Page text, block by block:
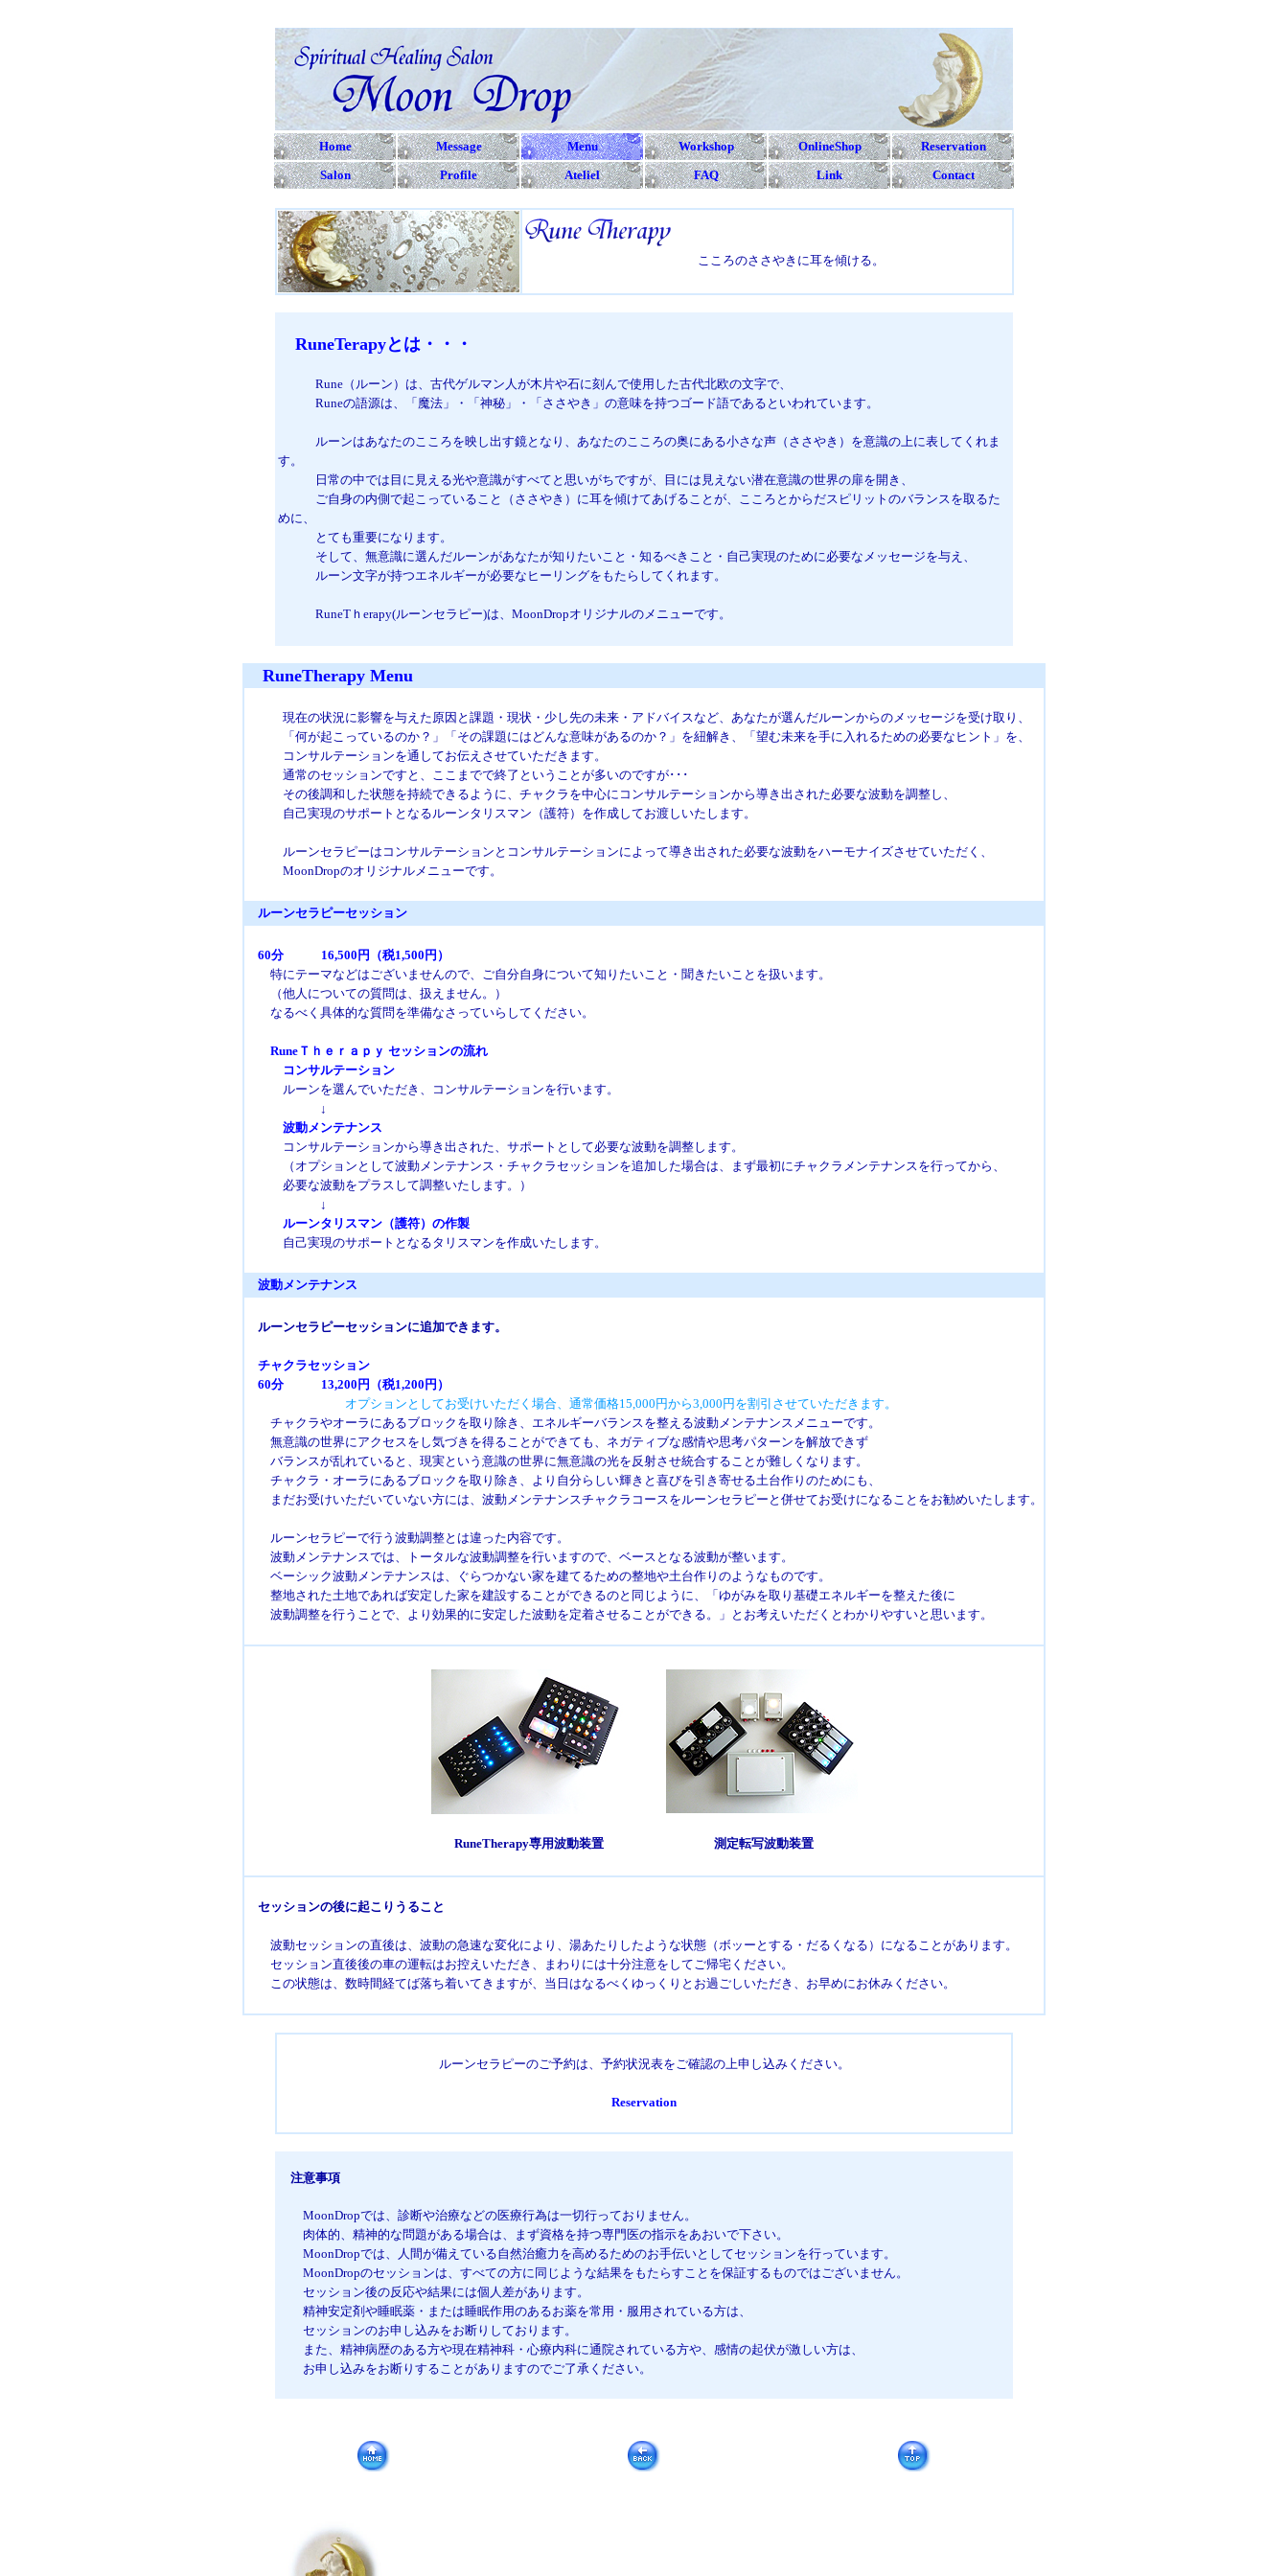
Home Message Menu Workshop OnlineShop
Reservation
Salon
Profile Ateliel FAQ Link Contact
こころのささやきに耳を傾ける。
RuneTerapyとは・・・
Rune（ルーン）は、古代ゲルマン人が木片や石に刻んで使用した古代北欧の文字で、
Runeの語源は、「魔法」・「神秘」・「ささやき」の意味を持つゴード語であるといわれています。
ルーンはあなたのこころを映し出す鏡となり、あなたのこころの奥にある小さな声（ささやき）を意識の上に表してくれま
す。
日常の中では目に見える光や意識がすべてと思いがちですが、目には見えない潜在意識の世界の扉を開き、
ご自身の内側で起こっていること（ささやき）に耳を傾けてあげることが、こころとからだスピリットのバランスを取るた
めに、
とても重要になります。
そして、無意識に選んだルーンがあなたが知りたいこと・知るべきこと・自己実現のために必要なメッセージを与え、
ルーン文字が持つエネルギーが必要なヒーリングをもたらしてくれます。
RuneTｈerapy(ルーンセラピー)は、MoonDropオリジナルのメニューです。
RuneTherapy Menu
現在の状況に影響を与えた原因と課題・現状・少し先の未来・アドバイスなど、あなたが選んだルーンからのメッセージを受け取り、
「何が起こっているのか？」「その課題にはどんな意味があるのか？」を紐解き、「望む未来を手に入れるための必要なヒント」を、
コンサルテーションを通してお伝えさせていただきます。
通常のセッションですと、ここまでで終了ということが多いのですが･･･
その後調和した状態を持続できるように、チャクラを中心にコンサルテーションから導き出された必要な波動を調整し、
自己実現のサポートとなるルーンタリスマン（護符）を作成してお渡しいたします。
ルーンセラピーはコンサルテーションとコンサルテーションによって導き出された必要な波動をハーモナイズさせていただく、
MoonDropのオリジナルメニューです。
ルーンセラピーセッション
60分 16,500円（税1,500円）
特にテーマなどはございませんので、ご自分自身について知りたいこと・聞きたいことを扱います。
（他人についての質問は、扱えません。）
なるべく具体的な質問を準備なさっていらしてください。
RuneＴｈｅｒａｐｙ セッションの流れ
コンサルテーション
ルーンを選んでいただき、コンサルテーションを行います。
↓
波動メンテナンス
コンサルテーションから導き出された、サポートとして必要な波動を調整します。
（オプションとして波動メンテナンス・チャクラセッションを追加した場合は、まず最初にチャクラメンテナンスを行ってから、
必要な波動をプラスして調整いたします。）
↓
ルーンタリスマン（護符）の作製
自己実現のサポートとなるタリスマンを作成いたします。
波動メンテナンス
ルーンセラピーセッションに追加できます。
チャクラセッション
60分 13,200円（税1,200円）
オプションとしてお受けいただく場合、通常価格15,000円から3,000円を割引させていただきます。
チャクラやオーラにあるブロックを取り除き、エネルギーバランスを整える波動メンテナンスメニューです。
無意識の世界にアクセスをし気づきを得ることができても、ネガティブな感情や思考パターンを解放できず
バランスが乱れていると、現実という意識の世界に無意識の光を反射させ統合することが難しくなります。
チャクラ・オーラにあるブロックを取り除き、より自分らしい輝きと喜びを引き寄せる土台作りのためにも、
まだお受けいただいていない方には、波動メンテナンスチャクラコースをルーンセラピーと併せてお受けになることをお勧めいたします。
ルーンセラピーで行う波動調整とは違った内容です。
波動メンテナンスでは、トータルな波動調整を行いますので、ベースとなる波動が整います。
ベーシック波動メンテナンスは、ぐらつかない家を建てるための整地や土台作りのようなものです。
整地された土地であれば安定した家を建設することができるのと同じように、「ゆがみを取り基礎エネルギーを整えた後に
波動調整を行うことで、より効果的に安定した波動を定着させることができる。」とお考えいただくとわかりやすいと思います。
RuneTherapy専用波動装置 測定転写波動装置
セッションの後に起こりうること
波動セッションの直後は、波動の急速な変化により、湯あたりしたような状態（ボッーとする・だるくなる）になることがあります。
セッション直後後の車の運転はお控えいただき、まわりには十分注意をしてご帰宅ください。
この状態は、数時間経てば落ち着いてきますが、当日はなるべくゆっくりとお過ごしいただき、お早めにお休みください。
ルーンセラピーのご予約は、予約状況表をご確認の上申し込みください。
Reservation
注意事項
MoonDropでは、診断や治療などの医療行為は一切行っておりません。
肉体的、精神的な問題がある場合は、まず資格を持つ専門医の指示をあおいで下さい。
MoonDropでは、人間が備えている自然治癒力を高めるためのお手伝いとしてセッションを行っています。
MoonDropのセッションは、すべての方に同じような結果をもたらすことを保証するものではございません。
セッション後の反応や結果には個人差があります。
精神安定剤や睡眠薬・または睡眠作用のあるお薬を常用・服用されている方は、
セッションのお申し込みをお断りしております。
また、精神病歴のある方や現在精神科・心療内科に通院されている方や、感情の起伏が激しい方は、
お申し込みをお断りすることがありますのでご了承ください。